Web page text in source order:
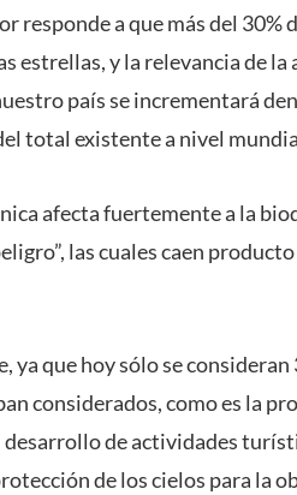
responde a que más del 30%
estrellas, y la relevancia de la
país se incrementará
total existente a nivel
afecta fuertemente a la
las cuales caen
que hoy sólo se consideran
considerados, como es la
de actividades
de los cielos para la